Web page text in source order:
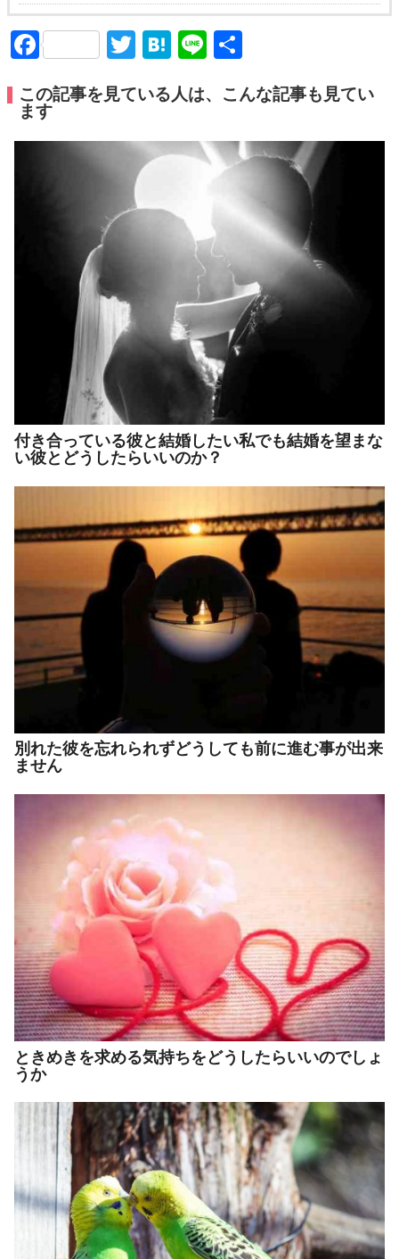
FacebookTwitter
Hatena
Line
この記事を見ている人は、こんな記事も見てい
ます
付き合っている彼と結婚したい私でも結婚を望まな
い彼とどうしたらいいのか？
別れた彼を忘れられずどうしても前に進む事が出来
ません
ときめきを求める気持ちをどうしたらいいのでしょ
うか